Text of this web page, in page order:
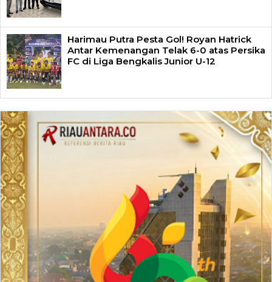
Harimau Putra Pesta Gol! Royan Hatrick
Antar Kemenangan Telak 6-0 atas Persika
FC di Liga Bengkalis Junior U-12